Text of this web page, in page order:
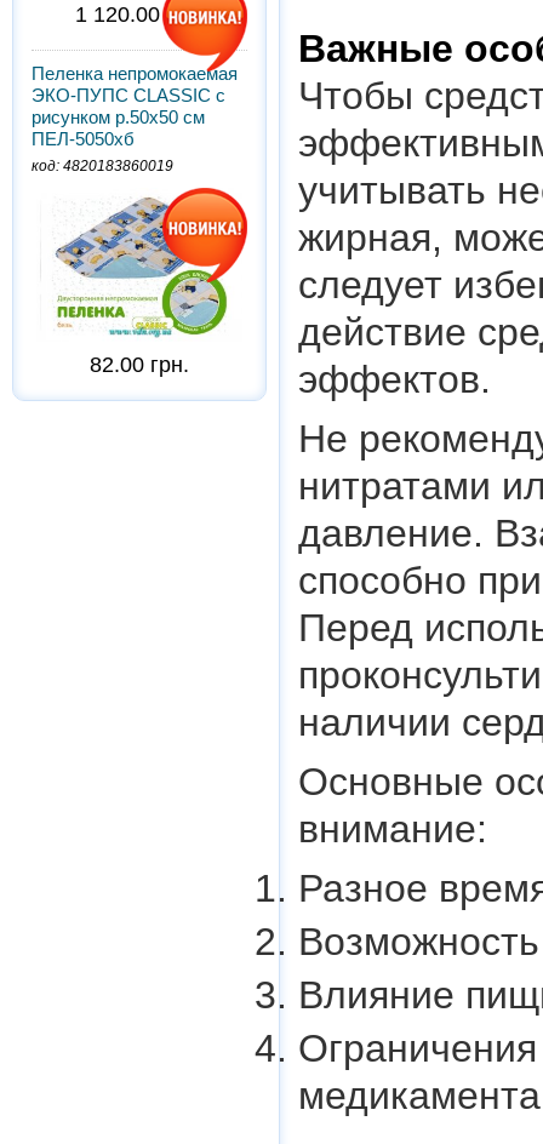
1 120.00 грн.
Пеленка непромокаемая
ЭКО-ПУПС CLASSIC с
рисунком р.50х50 см
ПЕЛ-5050хб
код: 4820183860019
82.00 грн.
Важные
Чтобы
учитывать
жирная,
следует
действие
эффектов.
Не
нитратами
давление.
способно
Перед
наличии
Основные
внимание:
Разное
Влияние